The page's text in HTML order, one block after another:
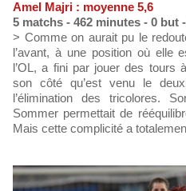
Amel Majri : moyenne 5,6
5 matchs - 462 minutes - 0 but
> Comme on aurait pu le
l’avant, à une position où elle
l’OL, a fini par jouer des tours
son côté qu’est venu le
l’élimination des tricolores.
Sommer permettait de
Mais cette complicité a